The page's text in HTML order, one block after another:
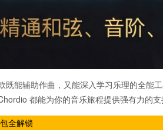
既能辅助作曲，又能深入学习乐理的全能
都能为你的音乐旅程提供强有力的支
全解锁